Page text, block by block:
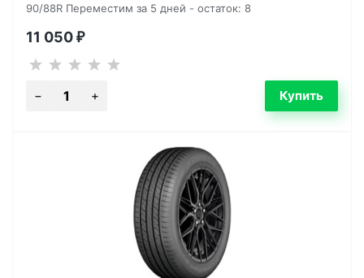
90/88R Переместим за 5 дней - остаток: 8
11 050 ₽